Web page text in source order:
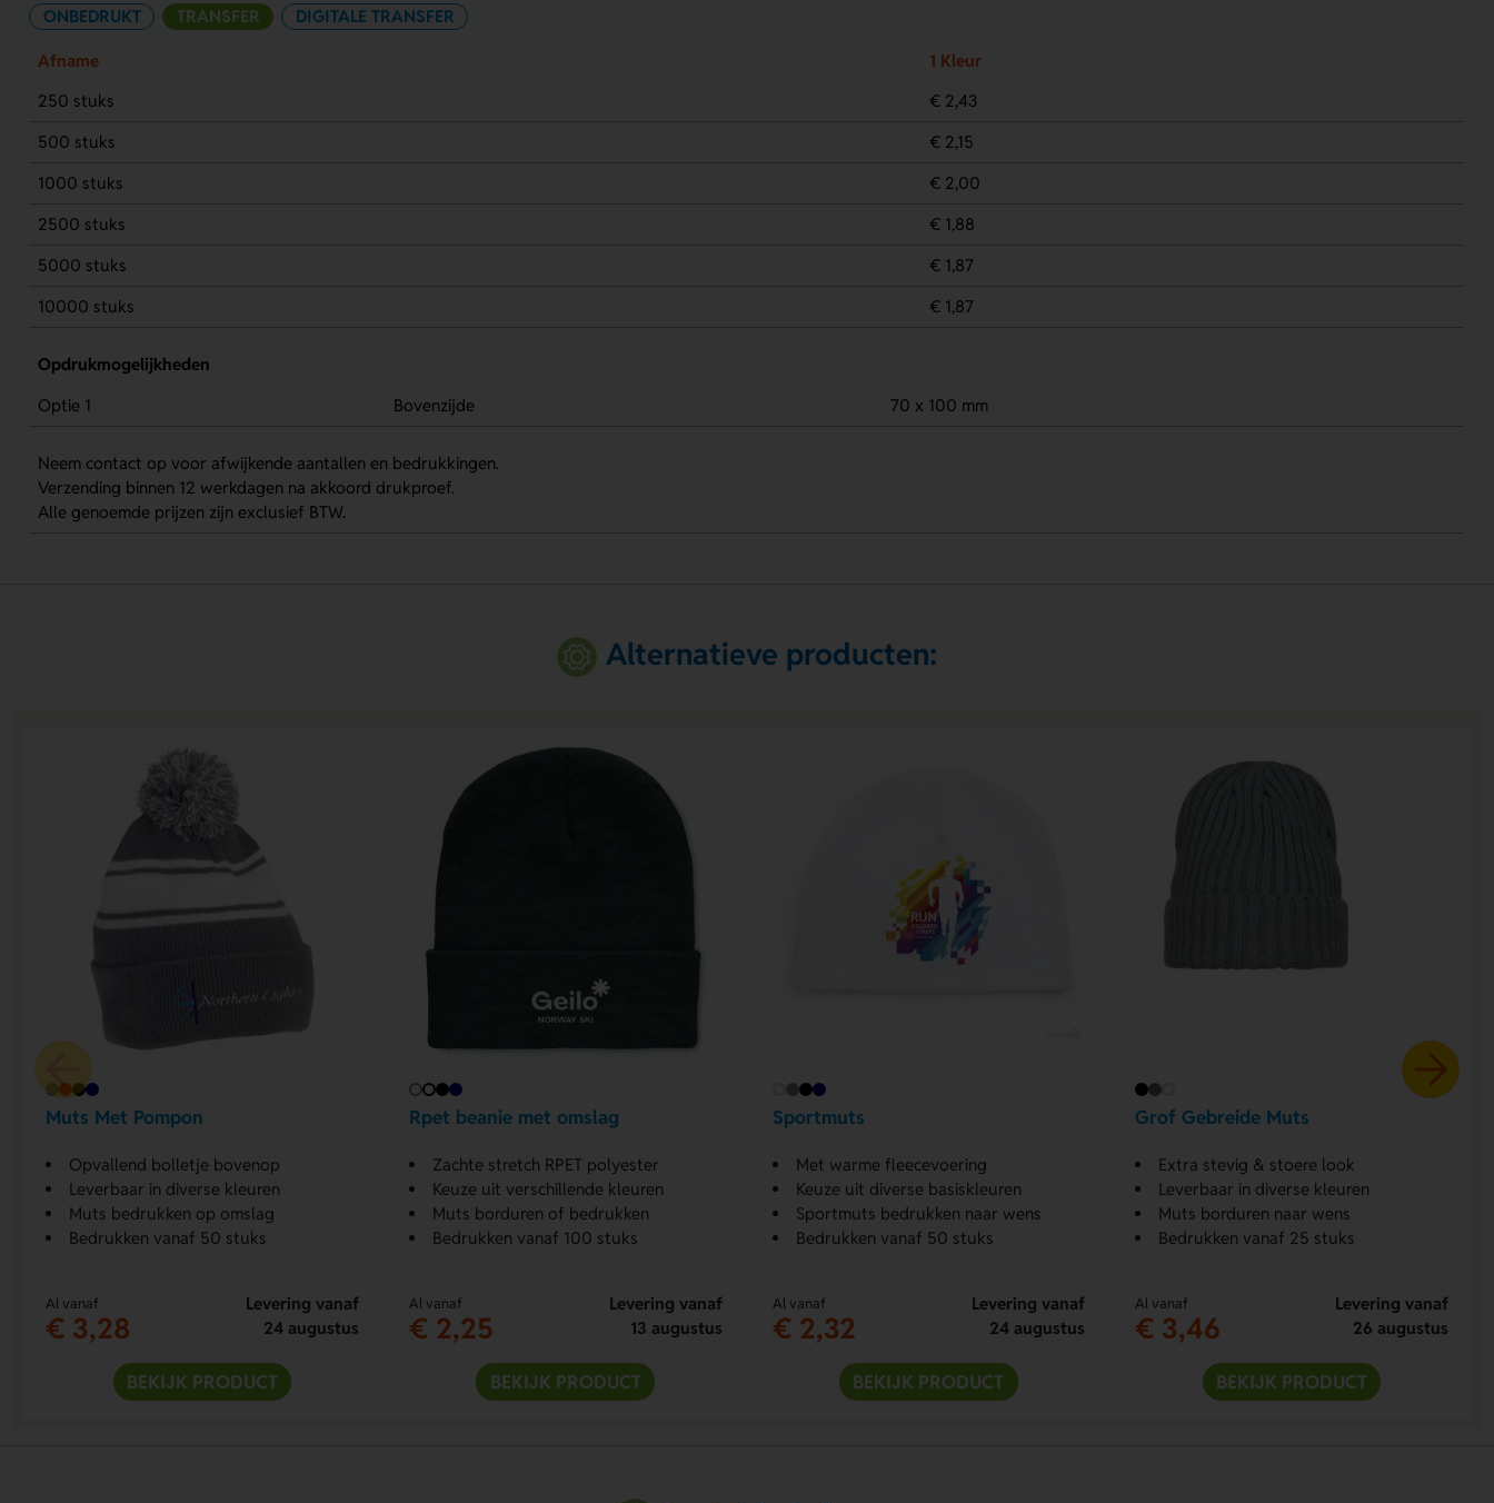
ONBEDRUKT TRANSFER DIGITALE TRANSFER
Afname
1 Kleur
250 stuks
€ 2,43
500 stuks
€ 2,15
1000 stuks
€ 2,00
2500 stuks
€ 1,88
5000 stuks
€ 1,87
10000 stuks
€ 1,87
Opdrukmogelijkheden
Optie 1
Bovenzijde 70 x 100 mm
Neem contact op voor afwijkende aantallen en bedrukkingen.
Verzending binnen 12 werkdagen na akkoord drukproef.
Alle genoemde prijzen zijn exclusief BTW.
Alternatieve producten:
Muts Met Pompon
Opvallend bolletje bovenop
Leverbaar in diverse kleuren
Muts bedrukken op omslag
Bedrukken vanaf 50 stuks
Al vanaf
€ 3,28
Levering vanaf
24 augustus
BEKIJK PRODUCT
Rpet beanie met omslag
Zachte stretch RPET polyester
Keuze uit verschillende kleuren
Muts borduren of bedrukken
Bedrukken vanaf 100 stuks
Al vanaf
€ 2,25
Levering vanaf
13 augustus
BEKIJK PRODUCT
Sportmuts
Met warme fleecevoering
Keuze uit diverse basiskleuren
Sportmuts bedrukken naar wens
Bedrukken vanaf 50 stuks
Al vanaf
€ 2,32
Levering vanaf
24 augustus
BEKIJK PRODUCT
Grof Gebreide Muts
Extra stevig & stoere look
Leverbaar in diverse kleuren
Muts borduren naar wens
Bedrukken vanaf 25 stuks
Al vanaf
€ 3,46
Levering vanaf
26 augustus
BEKIJK PRODUCT